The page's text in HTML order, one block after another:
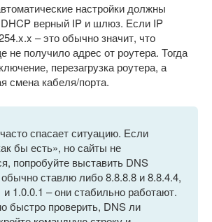
настройки должны
DHCP верный IP и шлюз. Если IP
– это обычно значит, что
не получило адрес от роутера. Тогда
перезагрузка роутера, а
смена кабеля/порта.
спасает ситуацию. Если
бы есть», но сайты не
попробуйте выставить DNS
ставлю либо 8.8.8.8 и 8.8.4.4,
и 1.0.0.1 – они стабильно работают.
быстро проверить, DNS ли